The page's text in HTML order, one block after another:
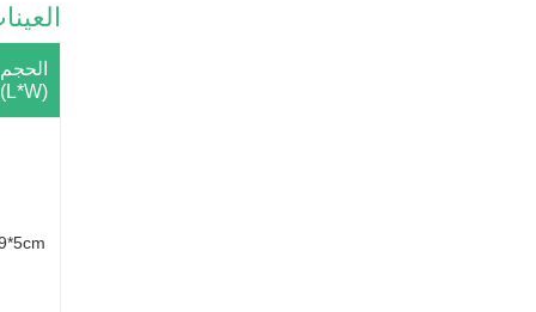
الحجم
(L*W)